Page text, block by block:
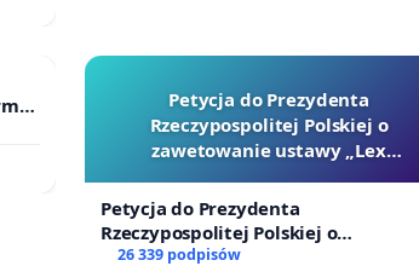
Petycja do Prezydenta
Rzeczypospolitej Polskiej o
zawetowanie ustawy „Lex
Petycja do Prezydenta
Rzeczypospolitej Polskiej o
zawetowanie ustawy „Lex Szarlatan”
26 339 podpisów